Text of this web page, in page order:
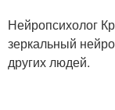
Нейропсихолог
зеркальный
других людей.